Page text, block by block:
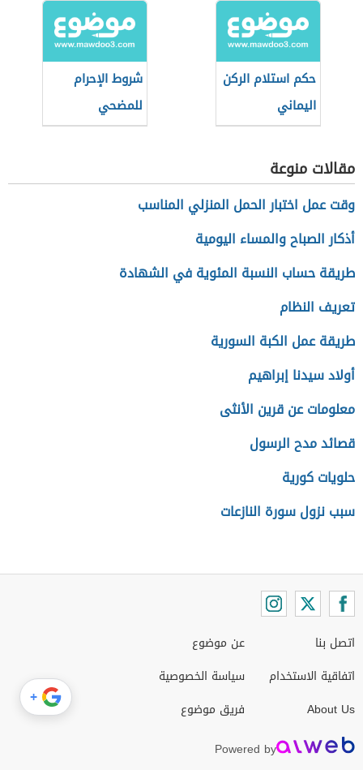
حكم استلام الركن
اليماني
شروط الإحرام
للمضحي
مقالات منوعة
وقت عمل اختبار الحمل المنزلي المناسب
أذكار الصباح والمساء اليومية
طريقة حساب النسبة المئوية في الشهادة
تعريف النظام
طريقة عمل الكبة السورية
أولاد سيدنا إبراهيم
معلومات عن قرين الأنثى
قصائد مدح الرسول
حلويات كورية
سبب نزول سورة النازعات
اتصل بنا
اتفاقية الاستخدام
About Us
عن موضوع
سياسة الخصوصية
فريق موضوع
Powered by
+